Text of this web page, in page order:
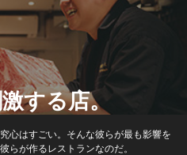
する店。
心はすごい。そんな彼らが最も影響を
らが作るレストランなのだ。